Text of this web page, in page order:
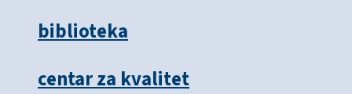
biblioteka
centar za kvalitet